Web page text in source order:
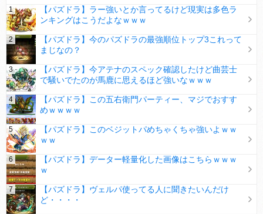
【パズドラ】ラー強いとか言ってるけど現実は多色ラ
ンキングはこうだよなｗｗｗ
【パズドラ】今のパズドラの最強順位トップ3これって
まじなの？
【パズドラ】今アテナのスペック確認したけど曲芸士
で騒いでたのが馬鹿に思えるほど強いなｗｗｗ
【パズドラ】この五右衛門パーティー、マジでおすす
めｗｗｗｗ
【パズドラ】このベジットパめちゃくちゃ強いよｗｗ
ｗｗ
【パズドラ】データー軽量化した画像はこちらｗｗｗ
ｗ
【パズドラ】ヴェルパ使ってる人に聞きたいんだけ
ど・・・・